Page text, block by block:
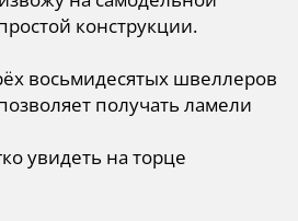
конструкции.
восьмидесятых швеллеров
получать ламели
увидеть на торце